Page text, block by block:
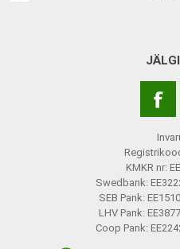
KMKR nr:
Swedbank:
SEB Pank:
LHV Pank:
Coop Pank: